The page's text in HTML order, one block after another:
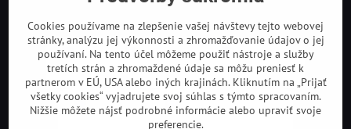
Cookies používame na zlepšenie vašej návštevy tejto webovej
stránky, analýzu jej výkonnosti a zhromažďovanie údajov o jej
používaní. Na tento účel môžeme použiť nástroje a služby
tretích strán a zhromaždené údaje sa môžu preniesť k
partnerom v EÚ, USA alebo iných krajinách. Kliknutím na „Prijať
všetky cookies“ vyjadrujete svoj súhlas s týmto spracovaním.
Nižšie môžete nájsť podrobné informácie alebo upraviť svoje
preferencie.